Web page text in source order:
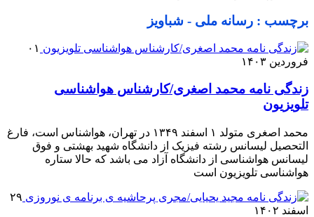
برچسب : رسانه ملی - شباویز
۰۱
فروردین ۱۴۰۳
زندگی نامه محمد اصغری/کارشناس هواشناسی
تلویزیون
محمد اصغری متولد ۱ اسفند ۱۳۴۹ در تهران، هواشناس است، فارغ
التحصیل لیسانس رشته فیزیک از دانشگاه شهید بهشتی و فوق
لیسانس هواشناسی از دانشگاه آزاد می باشد که حالا ستاره
هواشناسی تلویزیون است
۲۹
اسفند ۱۴۰۲